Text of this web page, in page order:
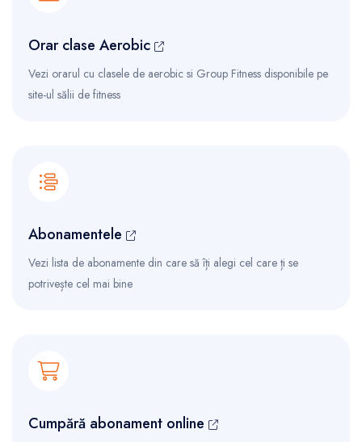
Orar clase Aerobic
Vezi orarul cu clasele de aerobic si Group Fitness disponibile pe
site-ul sălii de fitness
Abonamentele
Vezi lista de abonamente din care să îți alegi cel care ți se
potrivește cel mai bine
Cumpără abonament online